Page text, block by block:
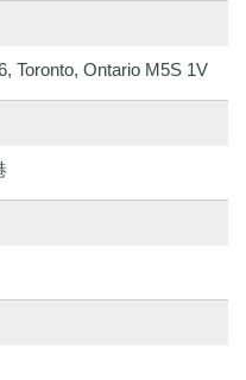
Toronto, Ontario M5S 1V